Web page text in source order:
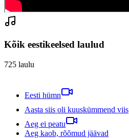
Kõik eestikeelsed laulud
725 laulu
Eesti hümn
Aasta siis oli kuuskümmend viis
Aeg ei peatu
Aeg kaob, rõõmud jäävad